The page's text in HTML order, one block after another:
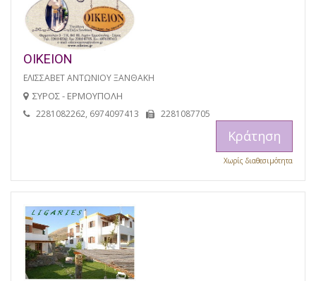
ΟΙΚΕΙΟΝ
ΕΛΙΣΣΑΒΕΤ ΑΝΤΩΝΙΟΥ ΞΑΝΘΑΚΗ
ΣΥΡΟΣ - ΕΡΜΟΥΠΟΛΗ
2281082262, 6974097413 2281087705
Κράτηση
Χωρίς διαθεσιμότητα